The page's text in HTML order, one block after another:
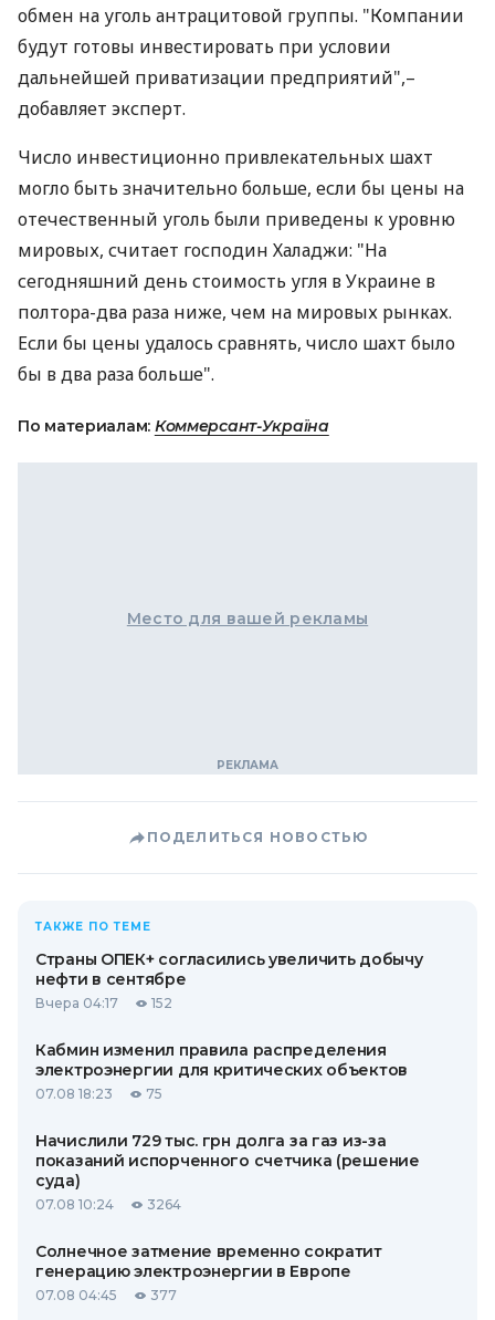
обмен на уголь антрацитовой группы. "Компании
будут готовы инвестировать при условии
дальнейшей приватизации предприятий",–
добавляет эксперт.
Число инвестиционно привлекательных шахт
могло быть значительно больше, если бы цены на
отечественный уголь были приведены к уровню
мировых, считает господин Халаджи: "На
сегодняшний день стоимость угля в Украине в
полтора-два раза ниже, чем на мировых рынках.
Если бы цены удалось сравнять, число шахт было
бы в два раза больше".
По материалам: Коммерсант-Україна
Место для вашей рекламы
ПОДЕЛИТЬСЯ НОВОСТЬЮ
ТАКЖЕ ПО ТЕМЕ
Страны ОПЕК+ согласились увеличить добычу
нефти в сентябре
Вчера 04:17 152
Кабмин изменил правила распределения
электроэнергии для критических объектов
07.08 18:23 75
Начислили 729 тыс. грн долга за газ из-за
показаний испорченного счетчика (решение
суда)
07.08 10:24 3264
Солнечное затмение временно сократит
генерацию электроэнергии в Европе
07.08 04:45 377